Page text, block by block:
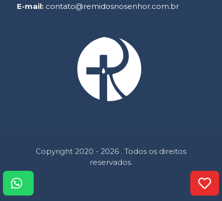
E-mail: contato@remidosnosenhor.com.br
Copyright 2020 - 2026 . Todos os direitos
reservados.